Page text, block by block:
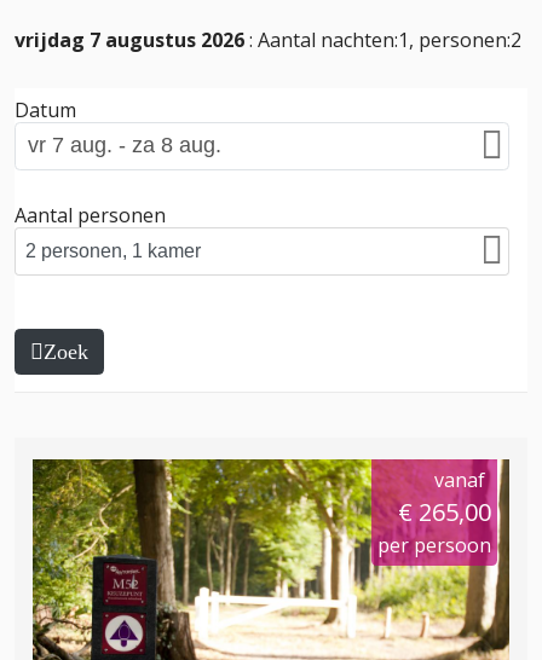
vrijdag 7 augustus 2026: Aantal nachten:1, personen:2
Datum
Aantal personen
Zoek
vanaf
€ 265,00
per persoon